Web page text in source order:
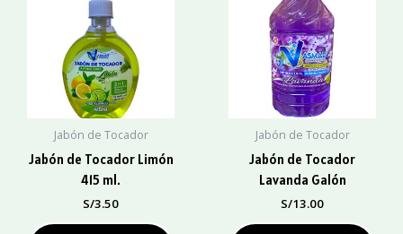
Jabón de Tocador
Jabón de Tocador Limón
415 ml.
S/3.50
Jabón de Tocador
Jabón de Tocador
Lavanda Galón
S/13.00